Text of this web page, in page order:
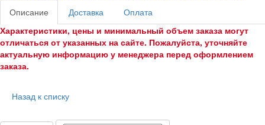
Описание
Доставка
Оплата
Характеристики, цены и минимальный объем заказа могут
отличаться от указанных на сайте. Пожалуйста, уточняйте
актуальную информацию у менеджера перед оформлением
заказа.
Назад к списку